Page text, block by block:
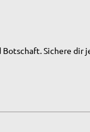
Botschaft. Sichere dir